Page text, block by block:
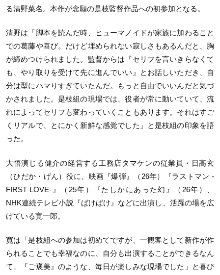
る清野菜名。本作が念願の是枝監督作品への初参加となる。
清野は「脚本を読んだ時、ヒューマノイドが家族に加わること
での葛藤や喜び。だけど埋められない寂しさもあるんだと、胸
が締めつけられました。監督からは『セリフを言いきらなくて
も、やり取りを受けて先に進んでいい』とお話しいただき、自
分は型にハマりすぎていたんだ。もっと自由でいいんだと気づ
かされました。是枝組の現場では、役者が常に動いていて、流
れによってセリフも変わっていくこともあります。それはすご
くリアルで、とにかく新鮮な感覚でした」と是枝組の印象を語
った。
大悟演じる健介の経営する工務店タマケンの従業員・日高玄
（ひだか・げん）役に、映画『爆弾』（26年）『ラストマン -
FIRST LOVE-』（25年）『たしかにあった幻』（26年）、
NHK連続テレビ小説『ばけばけ』などに出演し、活躍の場を広
げている寛一郎。
寛は「是枝組への参加は初めてですが、一観客として新作が作
られることでも幸福なのに、自分も出演することができるなん
て、『ご褒美』のような、毎日が楽しみな現場でした」と喜び